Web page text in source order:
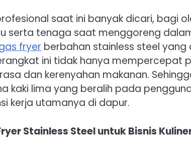
saat ini banyak dicari, bagi
serta tenaga saat menggoreng
fryer berbahan stainless steel
ini tidak hanya mempercepat
dan kerenyahan makanan.
kaki lima yang beralih pada
kerja utamanya di dapur.
Stainless Steel untuk Bisnis